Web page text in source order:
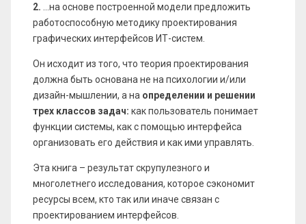
2. ...на основе построенной модели предложить
работоспособную методику проектирования
графических интерфейсов ИТ-систем.
Он исходит из того, что теория проектирования
должна быть основана не на психологии и/или
дизайн-мышлении, а на определении и решении
трех классов задач: как пользователь понимает
функции системы, как с помощью интерфейса
организовать его действия и как ими управлять.
Эта книга – результат скрупулезного и
многолетнего исследования, которое сэкономит
ресурсы всем, кто так или иначе связан с
проектированием интерфейсов.